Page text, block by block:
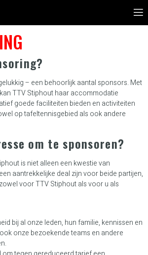
– een behoorlijk aantal sponsors. Met
TTV Stiphout haar accommodatie
goede faciliteiten bieden en activiteiten
op tafeltennisgebied als ook andere
om te sponsoren?
is niet alleen een kwestie van
aantrekkelijke deal zijn voor beide partijen,
voor TTV Stiphout als voor u als
bij al onze leden, hun familie, kennissen en
onze bezoekende teams en andere